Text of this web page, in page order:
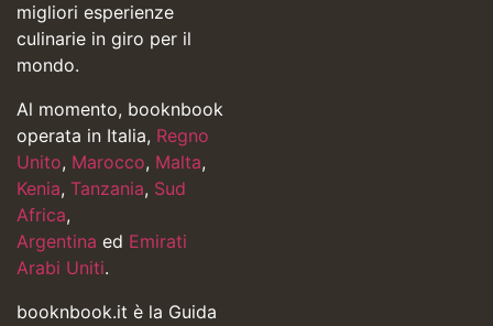
migliori esperienze
culinarie in giro per il
mondo.
Al momento, booknbook
operata in Italia, Regno
Unito, Marocco, Malta,
Kenia, Tanzania, Sud
Africa,
Argentina ed Emirati
Arabi Uniti.
booknbook.it è la Guida